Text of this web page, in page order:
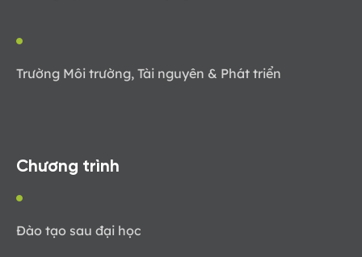
Trường Môi trường, Tài nguyên & Phát triển
Chương trình
Đào tạo sau đại học